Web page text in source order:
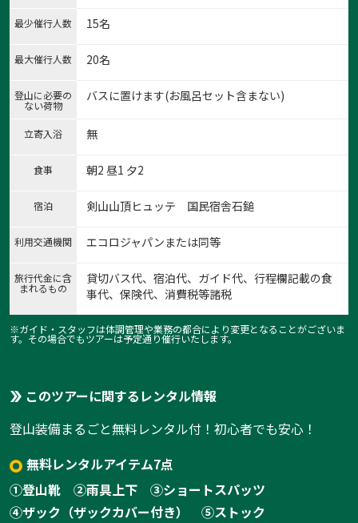
最少催行人数 15名
最大催行人数 20名
登山に必要の
ない荷物
バスに置けます(お風呂セット含まない)
立寄入浴 無
食事 朝2 昼1 夕2
宿泊 剣山山頂ヒュッテ 国民宿舎石鎚
利用交通機関 エコロジャパンまたは同等
旅行代金に含
まれるもの
貸切バス代、宿泊代、ガイド代、行程欄記載の食
事代、保険代、消費税等諸税
※ガイド・スタッフは体調管理や業務の都合により変更となることがございま
す。その場合でもツアーは予定通り催行いたします。
このツアーに関するレンタル情報
登山装備まるごと無料レンタル付！初心者でも安心！
無料レンタルアイテム7点
①登山靴
②雨具上下
③ショートスパッツ
④ザック（ザックカバー付き）
⑤ストック